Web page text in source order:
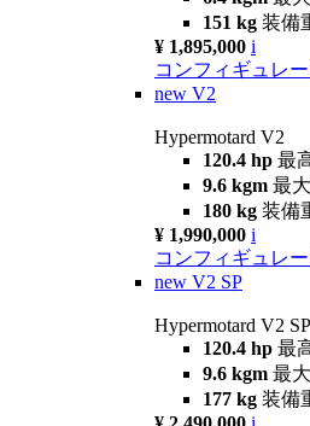
151 kg 装備
¥ 1,895,000 i
コンフィギュレ
new V2
Hypermotard V2
120.4 hp 最
9.6 kgm 最
180 kg 装備
¥ 1,990,000 i
コンフィギュレ
new V2 SP
Hypermotard V2 SP
120.4 hp 最
9.6 kgm 最
177 kg 装備